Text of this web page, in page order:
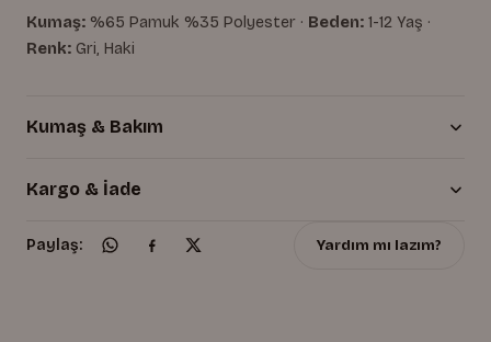
Kumaş: %65 Pamuk %35 Polyester · Beden: 1-12 Yaş ·
Renk: Gri, Haki
Kumaş & Bakım
Kargo & İade
Paylaş: Yardım mı lazım?